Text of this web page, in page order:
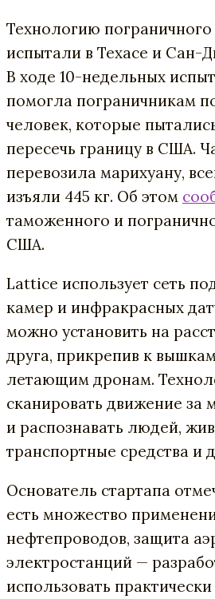
Технологию
испытали в Техасе и Сан-
В ходе 10-недельных
помогла пограничникам
человек, которые
пересечь границу в США.
перевозила марихуану,
изъяли 445 кг. Об этом
таможенного и
США.
Lattice использует сеть
камер и инфракрасных
можно установить на
друга, прикрепив к
летающим дронам.
сканировать движение за
и распознавать людей,
транспортные средства и
Основатель стартапа
есть множество
нефтепроводов, защита
электростанций —
использовать